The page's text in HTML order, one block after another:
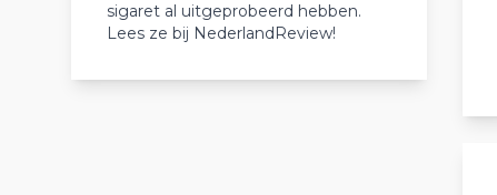
sigaret al uitgeprobeerd hebben.
Lees ze bij NederlandReview!